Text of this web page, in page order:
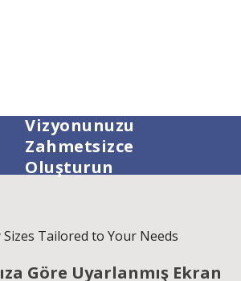
Vizyonunuzu
Zahmetsizce
Oluşturun
Göre Uyarlanmış Ekran